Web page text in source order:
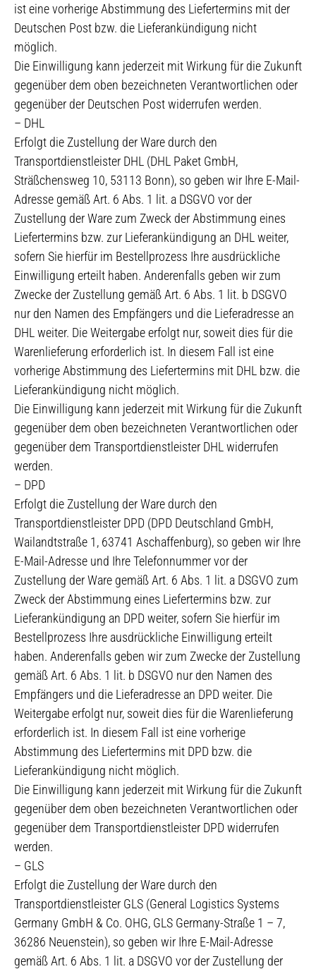
ist eine vorherige Abstimmung des Liefertermins mit der
Deutschen Post bzw. die Lieferankündigung nicht
möglich.
Die Einwilligung kann jederzeit mit Wirkung für die Zukunft
gegenüber dem oben bezeichneten Verantwortlichen oder
gegenüber der Deutschen Post widerrufen werden.
– DHL
Erfolgt die Zustellung der Ware durch den
Transportdienstleister DHL (DHL Paket GmbH,
Sträßchensweg 10, 53113 Bonn), so geben wir Ihre E-Mail-
Adresse gemäß Art. 6 Abs. 1 lit. a DSGVO vor der
Zustellung der Ware zum Zweck der Abstimmung eines
Liefertermins bzw. zur Lieferankündigung an DHL weiter,
sofern Sie hierfür im Bestellprozess Ihre ausdrückliche
Einwilligung erteilt haben. Anderenfalls geben wir zum
Zwecke der Zustellung gemäß Art. 6 Abs. 1 lit. b DSGVO
nur den Namen des Empfängers und die Lieferadresse an
DHL weiter. Die Weitergabe erfolgt nur, soweit dies für die
Warenlieferung erforderlich ist. In diesem Fall ist eine
vorherige Abstimmung des Liefertermins mit DHL bzw. die
Lieferankündigung nicht möglich.
Die Einwilligung kann jederzeit mit Wirkung für die Zukunft
gegenüber dem oben bezeichneten Verantwortlichen oder
gegenüber dem Transportdienstleister DHL widerrufen
werden.
– DPD
Erfolgt die Zustellung der Ware durch den
Transportdienstleister DPD (DPD Deutschland GmbH,
Wailandtstraße 1, 63741 Aschaffenburg), so geben wir Ihre
E-Mail-Adresse und Ihre Telefonnummer vor der
Zustellung der Ware gemäß Art. 6 Abs. 1 lit. a DSGVO zum
Zweck der Abstimmung eines Liefertermins bzw. zur
Lieferankündigung an DPD weiter, sofern Sie hierfür im
Bestellprozess Ihre ausdrückliche Einwilligung erteilt
haben. Anderenfalls geben wir zum Zwecke der Zustellung
gemäß Art. 6 Abs. 1 lit. b DSGVO nur den Namen des
Empfängers und die Lieferadresse an DPD weiter. Die
Weitergabe erfolgt nur, soweit dies für die Warenlieferung
erforderlich ist. In diesem Fall ist eine vorherige
Abstimmung des Liefertermins mit DPD bzw. die
Lieferankündigung nicht möglich.
Die Einwilligung kann jederzeit mit Wirkung für die Zukunft
gegenüber dem oben bezeichneten Verantwortlichen oder
gegenüber dem Transportdienstleister DPD widerrufen
werden.
– GLS
Erfolgt die Zustellung der Ware durch den
Transportdienstleister GLS (General Logistics Systems
Germany GmbH & Co. OHG, GLS Germany-Straße 1 – 7,
36286 Neuenstein), so geben wir Ihre E-Mail-Adresse
gemäß Art. 6 Abs. 1 lit. a DSGVO vor der Zustellung der